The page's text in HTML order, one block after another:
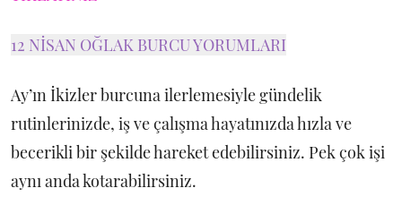
12 NİSAN OĞLAK BURCU YORUMLARI
Ay’ın İkizler burcuna ilerlemesiyle gündelik
rutinlerinizde, iş ve çalışma hayatınızda hızla ve
becerikli bir şekilde hareket edebilirsiniz. Pek çok işi
aynı anda kotarabilirsiniz.